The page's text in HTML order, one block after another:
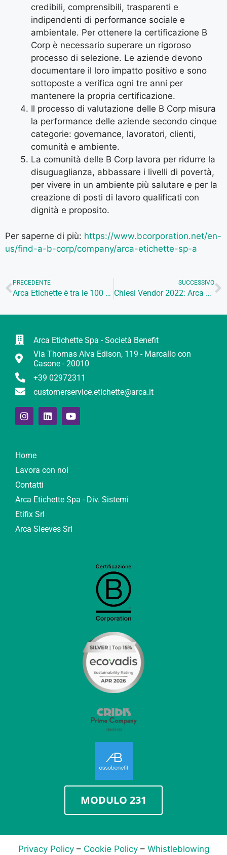
credibili, comprensibili, trasparenti e
indipendenti di performance sociale e
ambientale. Per ottenere la certificazione B
Corp è necessario superare un rigoroso
processo di selezione. Le aziende devono
documentare il loro impatto positivo e sono
sottoposte a verifica ogni tre anni per
mantenere la propria certificazione.
Il processo di valutazione delle B Corp misura
la performance delle aziende secondo cinque
categorie: governance, lavoratori, clienti,
comunità e ambiente.
La comunità delle B Corp lavora per ridurre la
disuguaglianza, abbassare i livelli di povertà,
per vivere in un ambiente più salutare e per la
creazione di posti di lavoro qualificati con
dignità e proposito.
Per saperne di più: https://www.bcorporation.net/en-
us/find-a-b-corp/company/arca-etichette-sp-a
PRECEDENTE
Arca Etichette è tra le 100 aziende più attente al clima 2022
SUCCESSIVO
Chiesi Vendor 2022: Arca Etichette premiata come “We excel in Innovation and Collaboration”
Arca Etichette Spa - Società Benefit
Via Thomas Alva Edison, 119 - Marcallo con
Casone - 20010
+39 02972311
customerservice.etichette@arca.it
Home
Lavora con noi
Contatti
Arca Etichette Spa - Div. Sistemi
Etifix Srl
Arca Sleeves Srl
MODULO 231
Privacy Policy– Cookie Policy– Whistleblowing